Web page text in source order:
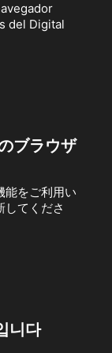
del Digital
ブラウザ
能をご利用い
してくださ
니다